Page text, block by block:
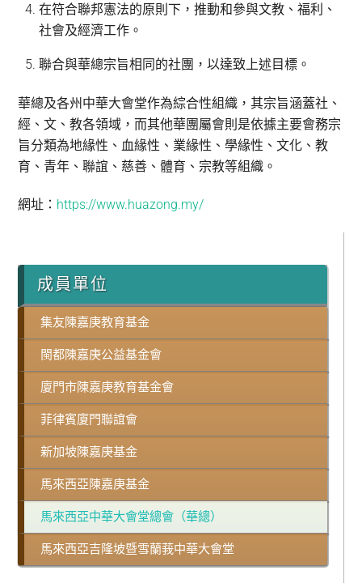
在符合聯邦憲法的原則下，推動和參與文教、福利、
社會及經濟工作。
聯合與華總宗旨相同的社團，以達致上述目標。
華總及各州中華大會堂作為綜合性組織，其宗旨涵蓋社、
經、文、教各領域，而其他華團屬會則是依據主要會務宗
旨分類為地緣性、血緣性、業緣性、學緣性、文化、教
育、青年、聯誼、慈善、體育、宗教等組織。
網址： https://www.huazong.my/
成員單位
集友陳嘉庚教育基金
閩都陳嘉庚公益基金會
廈門市陳嘉庚教育基金會
菲律賓廈門聯誼會
新加坡陳嘉庚基金
馬來西亞陳嘉庚基金
馬來西亞中華大會堂總會（華總）
馬來西亞吉隆坡暨雪蘭莪中華大會堂